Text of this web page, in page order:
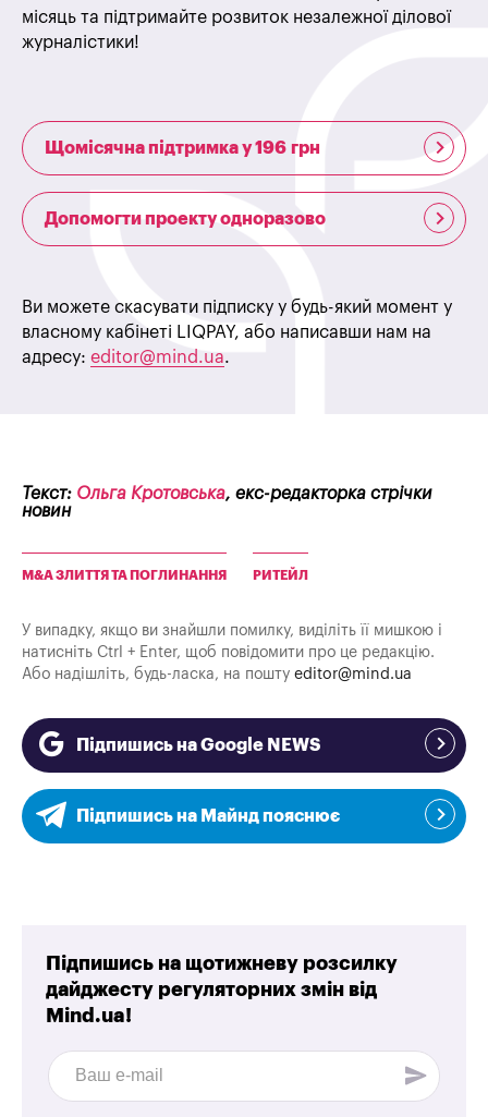
місяць та підтримайте розвиток незалежної ділової
журналістики!
Щомісячна підтримка у 196 грн
Допомогти проекту одноразово
Ви можете скасувати підписку у будь-який момент у
власному кабінеті LIQPAY, або написавши нам на
адресу: editor@mind.ua.
Текст: Ольга Кротовська, екс-редакторка стрічки
новин
M&A ЗЛИТТЯ ТА ПОГЛИНАННЯ РИТЕЙЛ
У випадку, якщо ви знайшли помилку, виділіть її мишкою і
натисніть Ctrl + Enter, щоб повідомити про це редакцію.
Або надішліть, будь-ласка, на пошту editor@mind.ua
Підпишись на Google NEWS
Підпишись на Майнд пояснює
Підпишись на щотижневу розсилку
дайджесту регуляторних змін від
Mind.ua!